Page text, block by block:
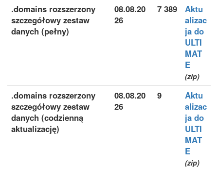
.domains rozszerzony
szczegółowy zestaw
danych (pełny)
08.08.20
26
7 389
Aktu
alizac
ja do
ULTI
MAT
E
(zip)
.domains rozszerzony
szczegółowy zestaw
danych (codzienną
aktualizację)
08.08.20
26
9
Aktu
alizac
ja do
ULTI
MAT
E
(zip)